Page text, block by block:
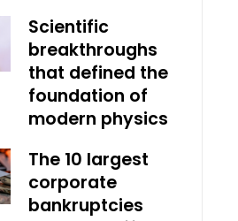
Scientific
breakthroughs
that defined the
foundation of
modern physics
The 10 largest
corporate
bankruptcies